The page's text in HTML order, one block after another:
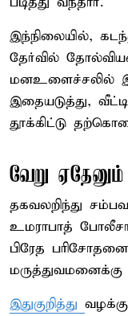
இந்நிலையில்,
தேர்வில்
மனஉளைச்சலில்
இதையடுத்து,
தூக்கிட்டு
வேறு
தகவலறிந்து
உமராபாத்
பிரேத
இதுகுறித்து